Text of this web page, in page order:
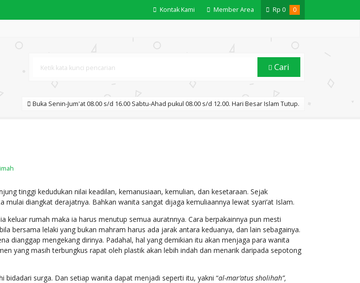
Kontak Kami Member Area Rp 0 0
Cari
Buka Senin-Jum'at 08.00 s/d 16.00 Sabtu-Ahad pukul 08.00 s/d 12.00. Hari Besar Islam Tutup.
tinggi kedudukan nilai keadilan, kemanusiaan, kemulian, dan kesetaraan. Sejak
diangkat derajatnya. Bahkan wanita sangat dijaga kemuliaannya lewat syari’at Islam.
keluar rumah maka ia harus menutup semua auratnnya. Cara berpakainnya pun mesti
bersama lelaki yang bukan mahram harus ada jarak antara keduanya, dan lain sebagainya.
dianggap mengekang dirinya. Padahal, hal yang demikian itu akan menjaga para wanita
yang masih terbungkus rapat oleh plastik akan lebih indah dan menarik daripada sepotong
surga. Dan setiap wanita dapat menjadi seperti itu, yakni “al-mar’atus sholihah”,